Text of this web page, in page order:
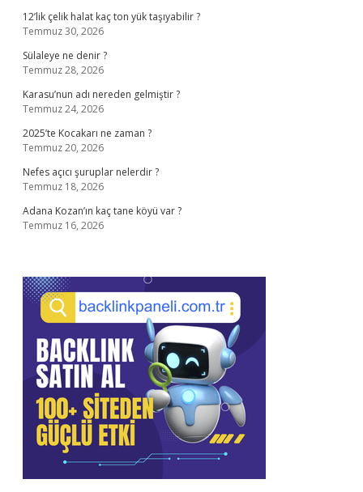
12’lik çelik halat kaç ton yük taşıyabilir ?
Temmuz 30, 2026
Sülaleye ne denir ?
Temmuz 28, 2026
Karasu’nun adı nereden gelmiştir ?
Temmuz 24, 2026
2025’te Kocakarı ne zaman ?
Temmuz 20, 2026
Nefes açıcı şuruplar nelerdir ?
Temmuz 18, 2026
Adana Kozan’ın kaç tane köyü var ?
Temmuz 16, 2026